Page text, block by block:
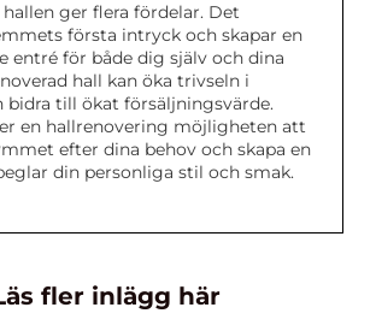
ger flera fördelar. Det
första intryck och skapar en
entré för både dig själv och dina
hall kan öka trivseln i
bidra till ökat försäljningsvärde.
en hallrenovering möjligheten att
efter dina behov och skapa en
din personliga stil och smak.
fler inlägg här